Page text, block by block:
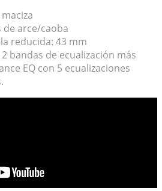
de arce/caoba
reducida: 43 mm
bandas de ecualización más
EQ con 5 ecualizaciones